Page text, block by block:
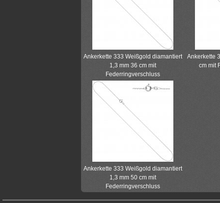
Ankerkette 333 Weißgold diamantiert
1,3 mm 36 cm mit
Federringverschluss
Ankerkette
cm mit
Ankerkette 333 Weißgold diamantiert
1,3 mm 50 cm mit
Federringverschluss